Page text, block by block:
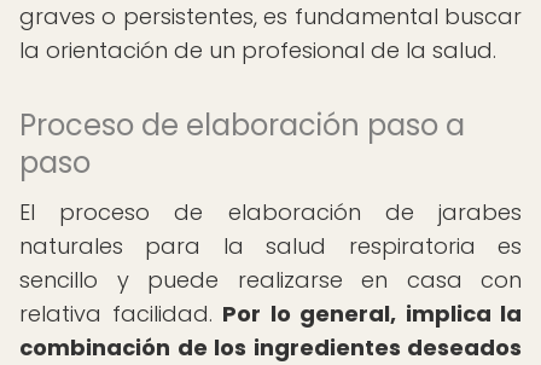
graves o persistentes, es fundamental buscar
la orientación de un profesional de la salud.
Proceso de elaboración paso a
paso
El proceso de elaboración de jarabes
naturales para la salud respiratoria es
sencillo y puede realizarse en casa con
relativa facilidad. Por lo general, implica la
combinación de los ingredientes deseados